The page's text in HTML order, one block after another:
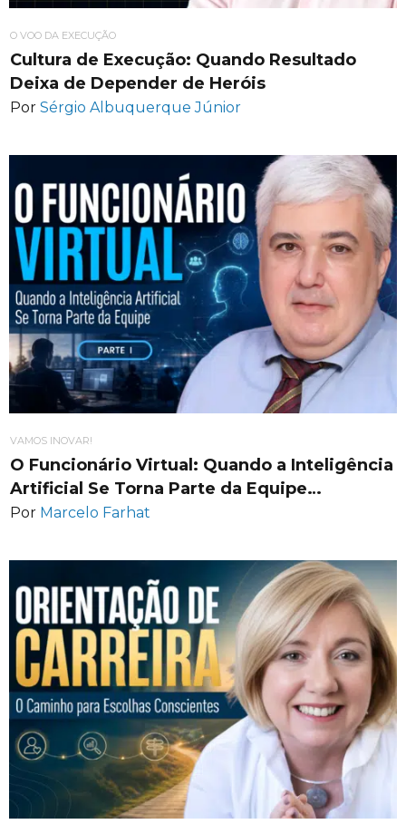
O VOO DA EXECUÇÃO
Cultura de Execução: Quando Resultado
Deixa de Depender de Heróis
Por Sérgio Albuquerque Júnior
VAMOS INOVAR!
O Funcionário Virtual: Quando a Inteligência
Artificial Se Torna Parte da Equipe…
Por Marcelo Farhat